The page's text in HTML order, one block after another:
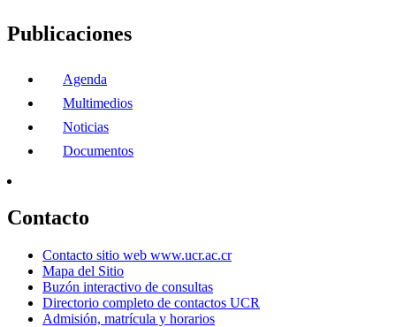
Publicaciones
Agenda
Multimedios
Noticias
Documentos
Contacto
Contacto sitio web www.ucr.ac.cr
Mapa del Sitio
Buzón interactivo de consultas
Directorio completo de contactos UCR
Admisión, matrícula y horarios